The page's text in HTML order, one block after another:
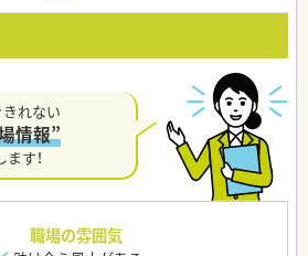
れない
情報”
す！
職場の雰囲気